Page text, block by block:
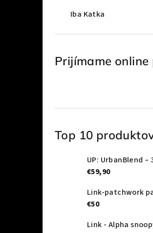
Iba Katka
Prijímame
Top 10
UP: UrbanBlend –
€59,90
Link-patchwork
€50
Link - Alpha